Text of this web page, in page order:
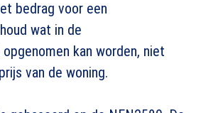
bedrag voor een
wat in de
kan worden, niet
van de woning.